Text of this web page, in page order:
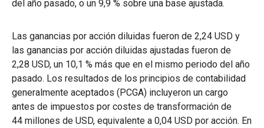
del año pasado, o un 9,9 % sobre una base ajustada.
Las ganancias por acción diluidas fueron de 2,24 USD y
las ganancias por acción diluidas ajustadas fueron de
2,28 USD, un 10,1 % más que en el mismo periodo del año
pasado. Los resultados de los principios de contabilidad
generalmente aceptados (PCGA) incluyeron un cargo
antes de impuestos por costes de transformación de
44 millones de USD, equivalente a 0,04 USD por acción. En